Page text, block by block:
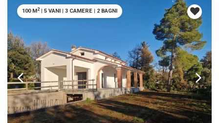
100 M2 | 5 VANI | 3 CAMERE | 2 BAGNI